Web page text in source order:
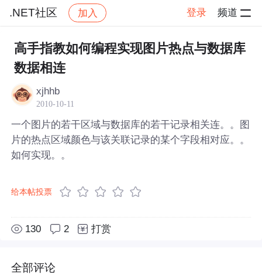
.NET社区 加入 登录 频道
社区 .NET社区 帖子详情
高手指教如何编程实现图片热点与数据库
数据相连
xjhhb
2010-10-11
一个图片的若干区域与数据库的若干记录相关连。。图
片的热点区域颜色与该关联记录的某个字段相对应。。
如何实现。。
给本帖投票
130 2 打赏
全部评论